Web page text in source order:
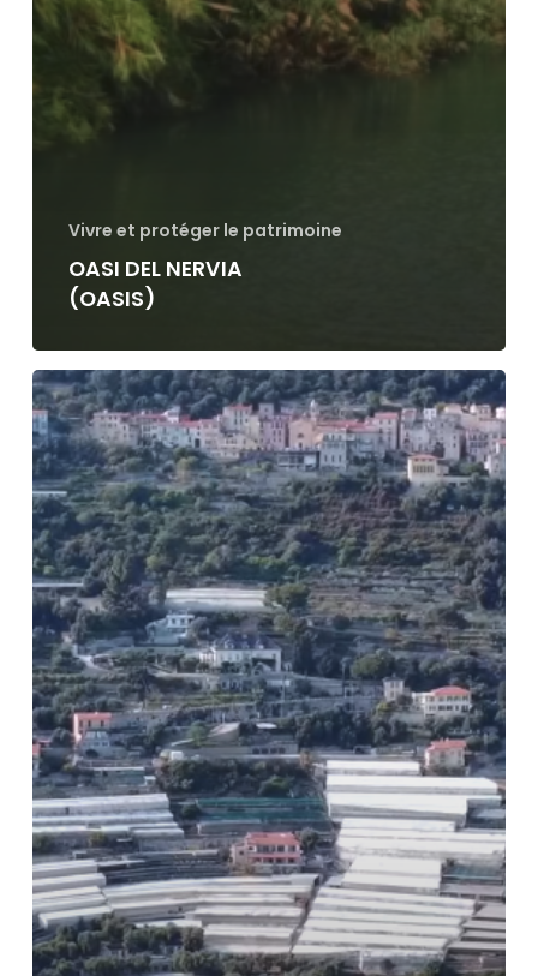
Vivre et protéger le patrimoine
OASI DEL NERVIA
(OASIS)